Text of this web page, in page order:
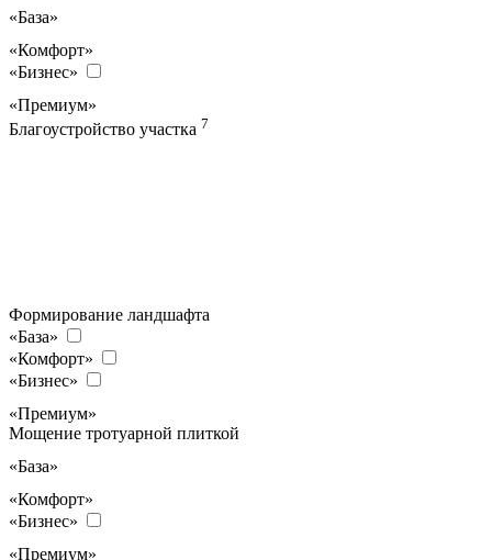
«База»
«Комфорт»
«Бизнес»
«Премиум»
Благоустройство участка 7
Формирование ландшафта
«База»
«Комфорт»
«Бизнес»
«Премиум»
Мощение тротуарной плиткой
«База»
«Комфорт»
«Бизнес»
«Премиум»